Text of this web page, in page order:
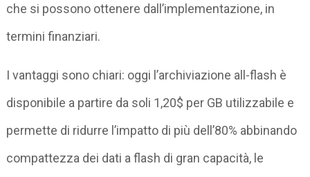
che si possono ottenere dall’implementazione, in
termini finanziari.
I vantaggi sono chiari: oggi l’archiviazione all-flash è
disponibile a partire da soli 1,20$ per GB utilizzabile e
permette di ridurre l’impatto di più dell’80% abbinando
compattezza dei dati a flash di gran capacità, le